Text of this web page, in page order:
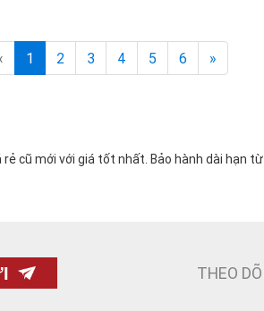
1 2 3 4 5 6 »
cũ mới với giá tốt nhất. Bảo hành dài hạn
THEO